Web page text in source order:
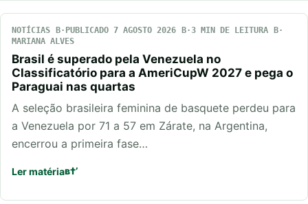
NOTÍCIAS PUBLICADO 7 AGOSTO 2026
3 MIN DE LEITURA
MARIANA ALVES
Brasil é superado pela Venezuela no
Classificatório para a AmeriCupW 2027 e pega o
Paraguai nas quartas
A seleção brasileira feminina de basquete perdeu para
a Venezuela por 71 a 57 em Zárate, na Argentina,
encerrou a primeira fase…
Ler matéria